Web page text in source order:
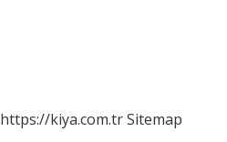
https://kiya.com.trSitemap